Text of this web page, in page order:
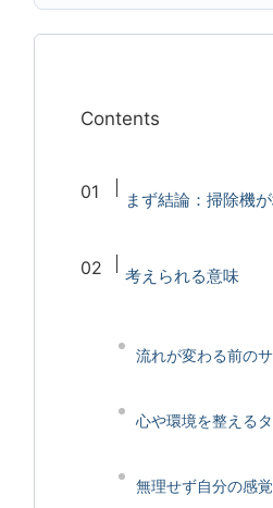
Contents
まず結論：掃除機
考えられる意味
流れが変わる前の
心や環境を整える
無理せず自分の感